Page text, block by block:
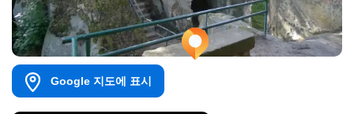
Google 지도에 표시